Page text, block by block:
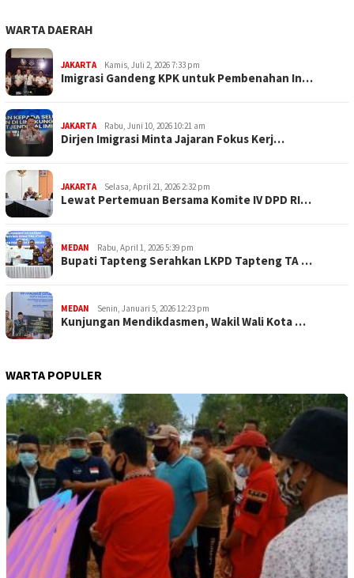
WARTA DAERAH
JAKARTA Kamis, Juli 2, 2026 7:33 pm
Imigrasi Gandeng KPK untuk Pembenahan In…
JAKARTA Rabu, Juni 10, 2026 10:21 am
Dirjen Imigrasi Minta Jajaran Fokus Kerj…
JAKARTA Selasa, April 21, 2026 2:32 pm
Lewat Pertemuan Bersama Komite IV DPD RI…
MEDAN Rabu, April 1, 2026 5:39 pm
Bupati Tapteng Serahkan LKPD Tapteng TA …
MEDAN Senin, Januari 5, 2026 12:23 pm
Kunjungan Mendikdasmen, Wakil Wali Kota …
WARTA POPULER